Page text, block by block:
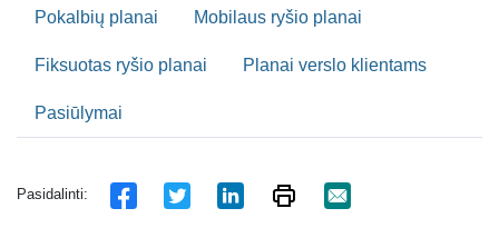
Pokalbių planai Mobilaus ryšio planai
Fiksuotas ryšio planai Planai verslo klientams
Pasiūlymai
Pasidalinti: